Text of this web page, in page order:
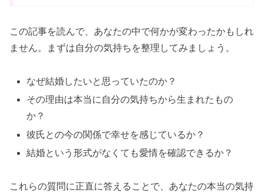
この記事を読んで、あなたの中で何かが変わったかもしれ
ません。まずは自分の気持ちを整理してみましょう。
なぜ結婚したいと思っていたのか？
その理由は本当に自分の気持ちから生まれたもの
か？
彼氏との今の関係で幸せを感じているか？
結婚という形式がなくても愛情を確認できるか？
これらの質問に正直に答えることで、あなたの本当の気持